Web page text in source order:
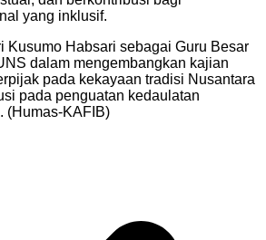
yang inklusif.
Kusumo Habsari sebagai Guru Besar
dalam mengembangkan kajian
pada kekayaan tradisi Nusantara
pada penguatan kedaulatan
(Humas-KAFIB)